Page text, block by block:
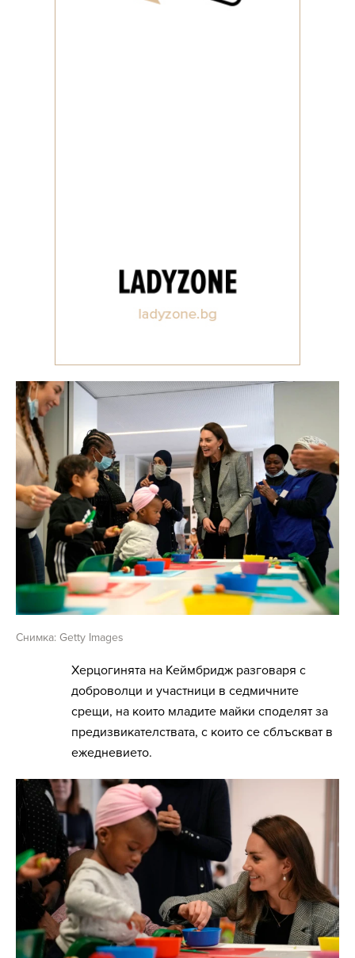
Снимка: Getty Images
Херцогинята на Кеймбридж разговаря с
доброволци и участници в седмичните
срещи, на които младите майки споделят за
предизвикателствата, с които се сблъскват в
ежедневието.